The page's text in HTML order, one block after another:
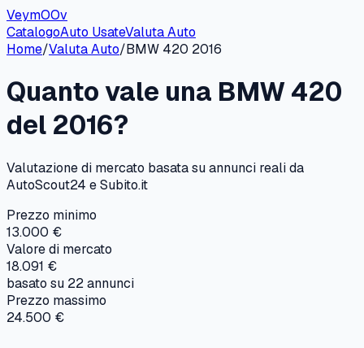
VeymOOv
CatalogoAuto UsateValuta Auto
Home/Valuta Auto/BMW 420 2016
Quanto vale una BMW420
del 2016?
Valutazione di mercato basata su annunci reali da
AutoScout24 e Subito.it
Prezzo minimo
13.000 €
Valore di mercato
18.091 €
basato su 22annunci
Prezzo massimo
24.500 €